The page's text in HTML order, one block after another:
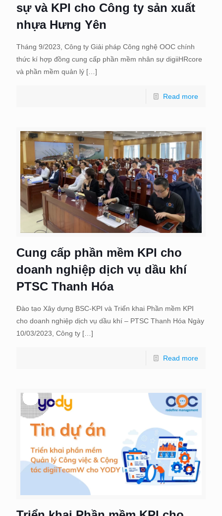
sự và KPI cho Công ty sản xuất
nhựa Hưng Yên
Tháng 9/2023, Công ty Giải pháp Công nghệ OOC chính
thức kí hợp đồng cung cấp phần mềm nhân sự digiiHRcore
và phần mềm quản lý […]
Read more
Cung cấp phần mềm KPI cho
doanh nghiệp dịch vụ dầu khí
PTSC Thanh Hóa
Đào tạo Xây dựng BSC-KPI và Triển khai Phần mềm KPI
cho doanh nghiệp dịch vụ dầu khí – PTSC Thanh Hóa Ngày
10/03/2023, Công ty […]
Read more